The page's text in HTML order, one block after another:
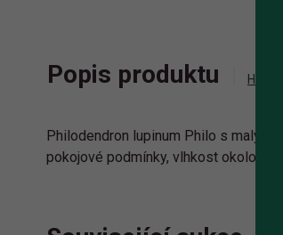
Popis produktu
Philodendron lupinum Philo s
pokojové podmínky, vlhkost okolo 50